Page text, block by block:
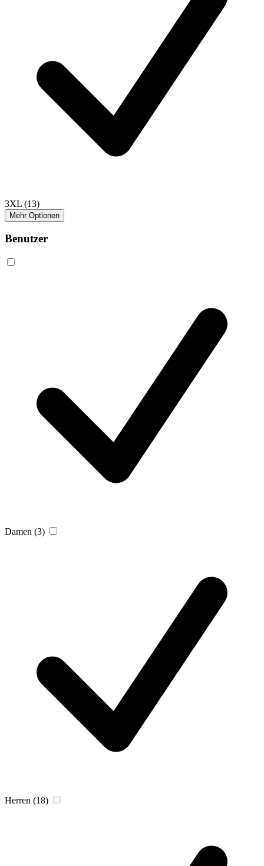
3XL (13)
Mehr Optionen
Benutzer
Damen (3)
Herren (18)